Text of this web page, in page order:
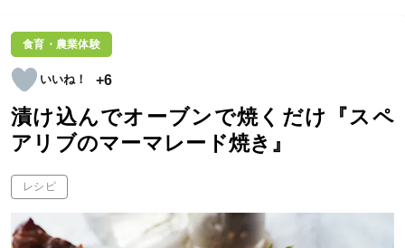
食育・農業体験
+6
漬け込んでオーブンで焼くだけ『スペ
アリブのマーマレード焼き』
レシピ